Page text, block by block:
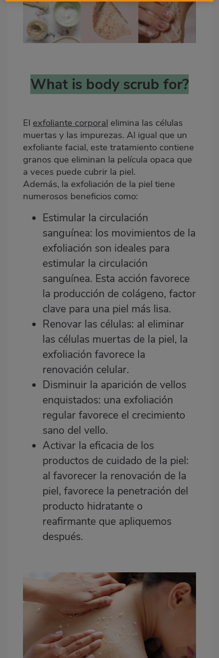
What is body scrub for?
El exfoliante corporal elimina las células
muertas y las impurezas. Al igual que un
exfoliante facial, este tratamiento contiene
granos que eliminan la película opaca que
a veces puede cubrir la piel.
Además, la exfoliación de la piel tiene
numerosos beneficios como:
Estimular la circulación
sanguínea: los movimientos de la
exfoliación son ideales para
estimular la circulación
sanguínea. Esta acción favorece
la producción de colágeno, factor
clave para una piel más lisa.
Renovar las células: al eliminar
las células muertas de la piel, la
exfoliación favorece la
renovación celular.
Disminuir la aparición de vellos
enquistados: una exfoliación
regular favorece el crecimiento
sano del vello.
Activar la eficacia de los
productos de cuidado de la piel:
al favorecer la renovación de la
piel, favorece la penetración del
producto hidratante o
reafirmante que apliquemos
después.